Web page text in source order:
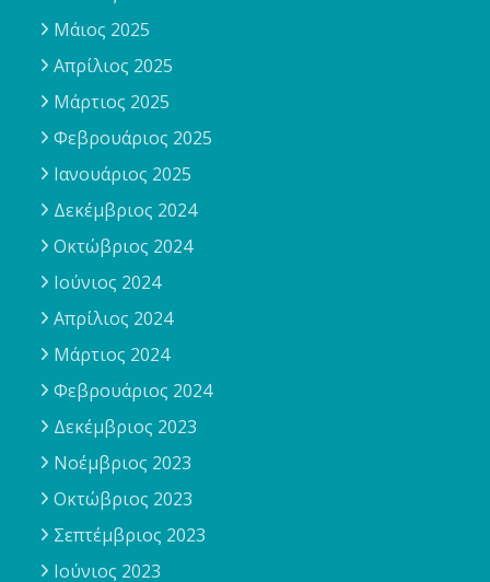
Μάιος 2025
Απρίλιος 2025
Μάρτιος 2025
Φεβρουάριος 2025
Ιανουάριος 2025
Δεκέμβριος 2024
Οκτώβριος 2024
Ιούνιος 2024
Απρίλιος 2024
Μάρτιος 2024
Φεβρουάριος 2024
Δεκέμβριος 2023
Νοέμβριος 2023
Οκτώβριος 2023
Σεπτέμβριος 2023
Ιούνιος 2023